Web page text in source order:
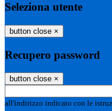
Seleziona utente
button close ×
Recupero password
button close ×
all'indirizzo indicato con le